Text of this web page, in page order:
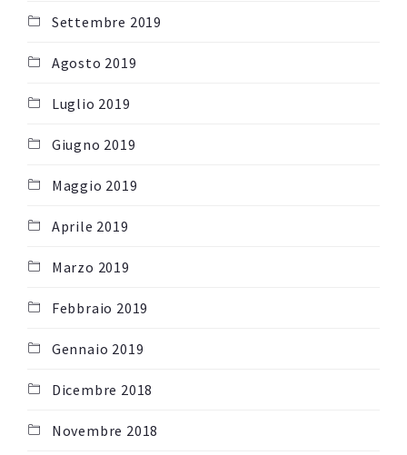
Settembre 2019
Agosto 2019
Luglio 2019
Giugno 2019
Maggio 2019
Aprile 2019
Marzo 2019
Febbraio 2019
Gennaio 2019
Dicembre 2018
Novembre 2018